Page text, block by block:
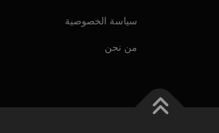
سياسة الخصوصية
من نحن